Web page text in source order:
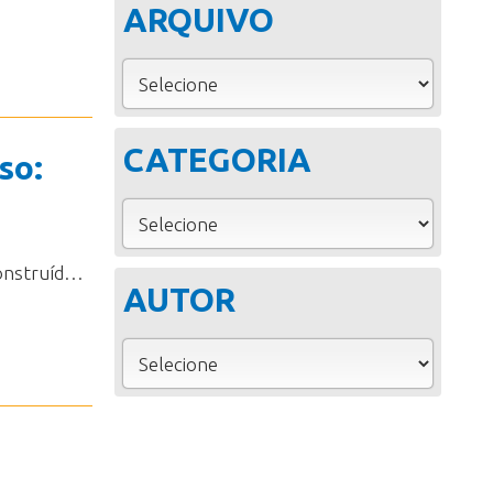
Aoadentrar a vida idosa, as pessoas se deparam com uma perspectiva construídapela sociedade de consumo e focada na produtividade que carrega a ideia dedeclínio, quase esperando a morte chegar. Logo aos 60, ainda não se tem muito esta perspectiva. No entanto,adentrar os 70 anos de fato pode representar a entrada numa reta final, visto que a expectativa de vida para mulheresbrasileiras é de 80 anos ...
ARQUIVO
CATEGORIA
AUTOR